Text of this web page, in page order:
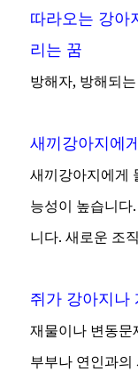
따라오는 강아
리는 꿈
방해자, 방해되
새끼강아지에
새끼강아지에게
능성이 높습니다
니다. 새로운 조
쥐가 강아지나
재물이나 변동문
부부나 연인과